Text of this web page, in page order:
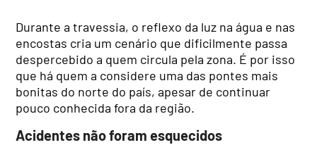
Durante a travessia, o reflexo da luz na água e nas
encostas cria um cenário que dificilmente passa
despercebido a quem circula pela zona. É por isso
que há quem a considere uma das pontes mais
bonitas do norte do país, apesar de continuar
pouco conhecida fora da região.
Acidentes não foram esquecidos